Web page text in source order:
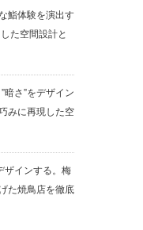
鮨体験を演出す
た空間設計と
暗さ”をデザイン
みに再現した空
ザインする。梅
た焼鳥店を徹底